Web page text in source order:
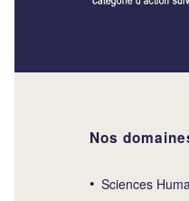
Nos
Sciences